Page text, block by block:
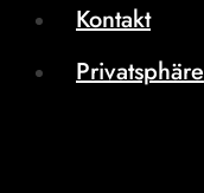
Kontakt
Privatsphäre